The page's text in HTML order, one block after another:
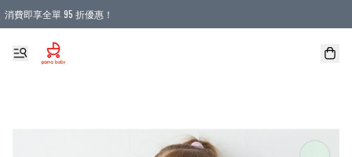
消費即享全單 95 折優惠！
購物滿 HKD 900.00即享免運費優惠！（適用於 本地送貨、本地取貨 )